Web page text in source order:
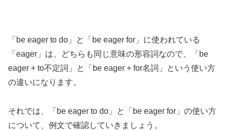
「be eager to do」と「be eager for」に使われている
「eager」は、どちらも同じ意味の形容詞なので、「be
eager + to不定詞」と「be eager + for名詞」という使い方
の違いになります。
それでは、「be eager to do」と「be eager for」の使い方
について、例文で確認していきましょう。